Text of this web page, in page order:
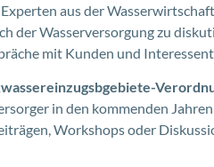
aus der
der Wasserversorgung zu
mit Kunden und
in den kommenden
Workshops oder